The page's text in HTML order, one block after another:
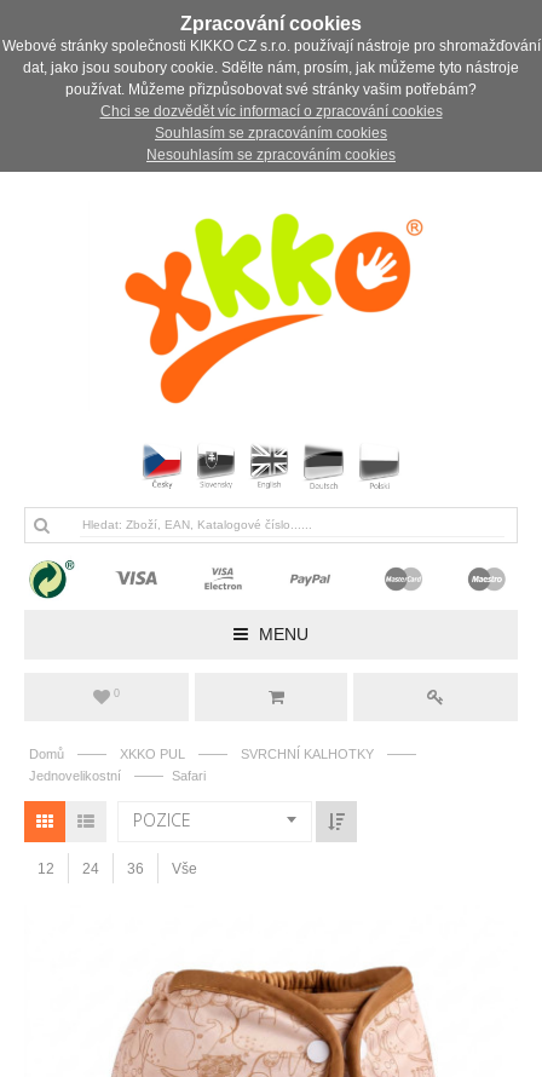
Zpracování cookies
Webové stránky společnosti KIKKO CZ s.r.o. používají nástroje pro shromažďování
dat, jako jsou soubory cookie. Sdělte nám, prosím, jak můžeme tyto nástroje
používat. Můžeme přizpůsobovat své stránky vašim potřebám?
Chci se dozvědět víc informací o zpracování cookies
Souhlasím se zpracováním cookies
Nesouhlasím se zpracováním cookies
MENU
0
Domů —— XKKO PUL —— SVRCHNÍ KALHOTKY ——
Jednovelikostní —— Safari
POZICE
12 24 36 Vše